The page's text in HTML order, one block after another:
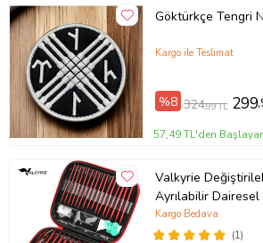
Göktürkçe Tengri
Kargo ile Teslimat
%8 324,99 TL 299
57,49 TL'den
Valkyrie
Ayrılabilir
Profesyonel Örgü
Set
(1)
Kargo Bedava